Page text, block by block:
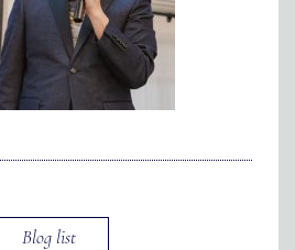
JP EN
Blog list